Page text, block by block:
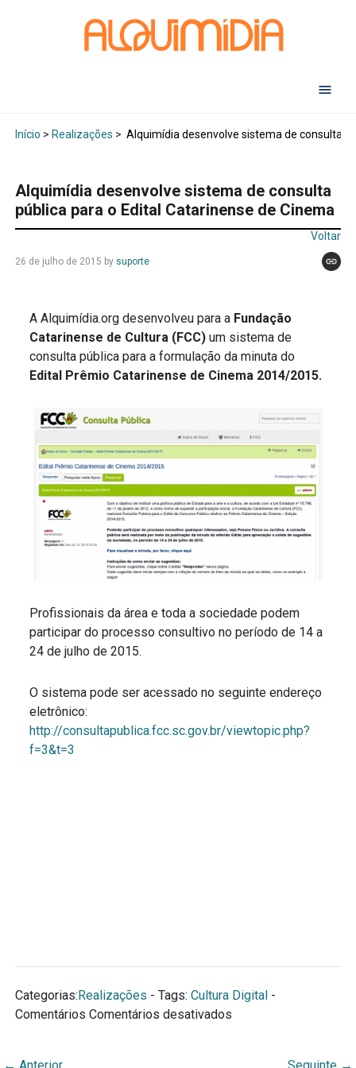
Início > Realizações > Alquimídia desenvolve sistema de consulta
Alquimídia desenvolve sistema de consulta
pública para o Edital Catarinense de Cinema
Voltar
26 de julho de 2015 by suporte
A Alquimídia.org desenvolveu para a Fundação
Catarinense de Cultura (FCC) um sistema de
consulta pública para a formulação da minuta do
Edital Prêmio Catarinense de Cinema 2014/2015.
Profissionais da área e toda a sociedade podem
participar do processo consultivo no período de 14 a
24 de julho de 2015.
O sistema pode ser acessado no seguinte endereço
eletrônico:
http://consultapublica.fcc.sc.gov.br/viewtopic.php?
f=3&t=3
Categorias: Realizações - Tags: Cultura Digital -
Comentários Comentários desativadosem